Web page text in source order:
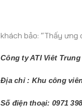
khách bảo: “Thấy ưng
Công ty ATI Viêt
Địa chỉ : Khu công
Số điện thoại: 0971